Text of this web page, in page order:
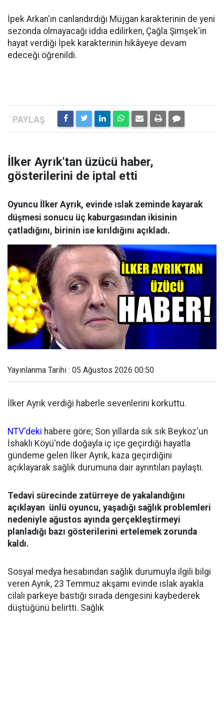
İpek Arkan'ın canlandırdığı Müjgan karakterinin de yeni
sezonda olmayacağı iddia edilirken, Çağla Şimşek'in
hayat verdiği İpek karakterinin hikâyeye devam
edeceği öğrenildi.
İlker Ayrık'tan üzücü haber,
gösterilerini de iptal etti
Oyuncu İlker Ayrık, evinde ıslak zeminde kayarak
düşmesi sonucu üç kaburgasından ikisinin
çatladığını, birinin ise kırıldığını açıkladı.
Yayınlanma Tarihi : 05 Ağustos 2026 00:50
İlker Ayrık verdiği haberle sevenlerini korkuttu.
NTV'deki habere göre; Son yıllarda sık sık Beykoz'un
İshaklı Köyü'nde doğayla iç içe geçirdiği hayatla
gündeme gelen İlker Ayrık, kaza geçirdiğini
açıklayarak sağlık durumuna dair ayrıntıları paylaştı.
Tedavi sürecinde zatürreye de yakalandığını
açıklayan ünlü oyuncu, yaşadığı sağlık problemleri
nedeniyle ağustos ayında gerçekleştirmeyi
planladığı bazı gösterilerini ertelemek zorunda
kaldı.
Sosyal medya hesabından sağlık durumuyla ilgili bilgi
veren Ayrık, 23 Temmuz akşamı evinde ıslak ayakla
cilalı parkeye bastığı sırada dengesini kaybederek
düştüğünü belirtti. Sağlık